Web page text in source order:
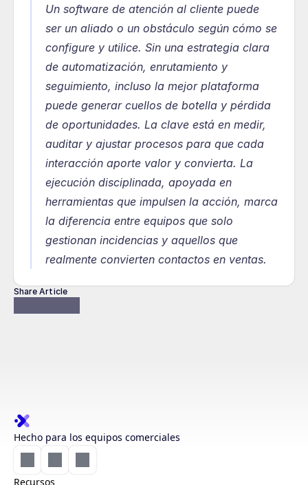
Un software de atención al cliente puede
ser un aliado o un obstáculo según cómo se
configure y utilice. Sin una estrategia clara
de automatización, enrutamiento y
seguimiento, incluso la mejor plataforma
puede generar cuellos de botella y pérdida
de oportunidades. La clave está en medir,
auditar y ajustar procesos para que cada
interacción aporte valor y convierta. La
ejecución disciplinada, apoyada en
herramientas que impulsen la acción, marca
la diferencia entre equipos que solo
gestionan incidencias y aquellos que
realmente convierten contactos en ventas.
Share Article
Hecho para los equipos comerciales
Recursos